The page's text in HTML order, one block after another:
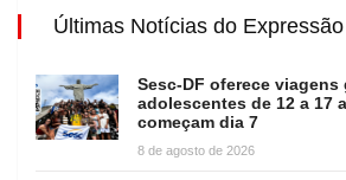
Últimas Notícias do Expressão
Sesc-DF oferece
adolescentes de 12 a 17
começam dia 7
8 de agosto de 2026